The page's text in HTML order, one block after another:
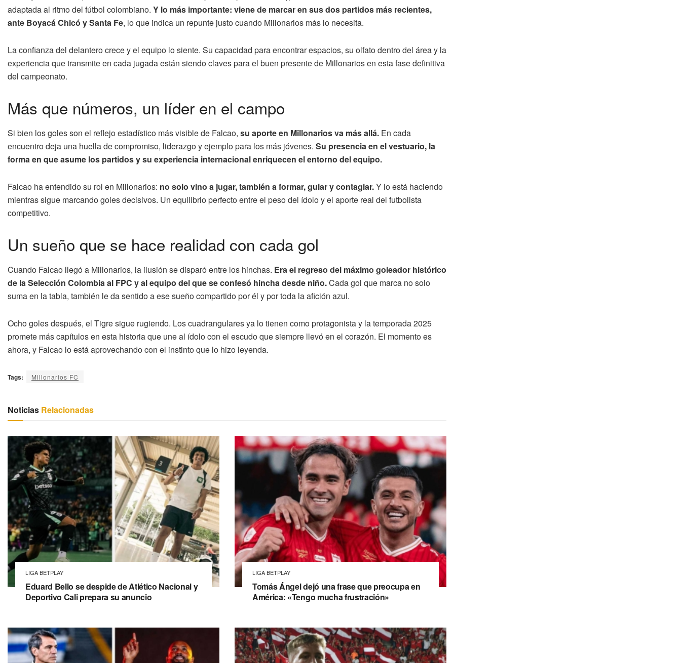
adaptada al ritmo del fútbol colombiano. Y lo más importante: viene de marcar en sus dos partidos más recientes,
ante Boyacá Chicó y Santa Fe, lo que indica un repunte justo cuando Millonarios más lo necesita.
La confianza del delantero crece y el equipo lo siente. Su capacidad para encontrar espacios, su olfato dentro del área y la
experiencia que transmite en cada jugada están siendo claves para el buen presente de Millonarios en esta fase definitiva
del campeonato.
Más que números, un líder en el campo
Si bien los goles son el reflejo estadístico más visible de Falcao, su aporte en Millonarios va más allá. En cada
encuentro deja una huella de compromiso, liderazgo y ejemplo para los más jóvenes. Su presencia en el vestuario, la
forma en que asume los partidos y su experiencia internacional enriquecen el entorno del equipo.
Falcao ha entendido su rol en Millonarios: no solo vino a jugar, también a formar, guiar y contagiar.Y lo está haciendo
mientras sigue marcando goles decisivos. Un equilibrio perfecto entre el peso del ídolo y el aporte real del futbolista
competitivo.
Un sueño que se hace realidad con cada gol
Cuando Falcao llegó a Millonarios, la ilusión se disparó entre los hinchas. Era el regreso del máximo goleador histórico
de la Selección Colombia al FPC y al equipo del que se confesó hincha desde niño.Cada gol que marca no solo
suma en la tabla, también le da sentido a ese sueño compartido por él y por toda la afición azul.
Ocho goles después, el Tigre sigue rugiendo. Los cuadrangulares ya lo tienen como protagonista y la temporada 2025
promete más capítulos en esta historia que une al ídolo con el escudo que siempre llevó en el corazón. El momento es
ahora, y Falcao lo está aprovechando con el instinto que lo hizo leyenda.
Tags: Millonarios FC
Noticias Relacionadas
LIGA BETPLAY
Eduard Bello se despide de Atlético Nacional y
Deportivo Cali prepara su anuncio
LIGA BETPLAY
Tomás Ángel dejó una frase que preocupa en
América: «Tengo mucha frustración»